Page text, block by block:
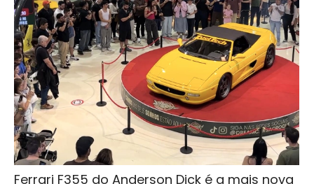
Ferrari F355 do Anderson Dick é a mais nova